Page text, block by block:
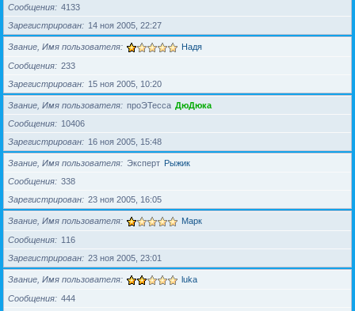
Сообщения
4133
Зарегистрирован
14 ноя 2005, 22:27
Звание, Имя пользователя Надя
Сообщения
233
Зарегистрирован
15 ноя 2005, 10:20
Звание, Имя пользователя проЭТесса ДюДюка
Сообщения
10406
Зарегистрирован
16 ноя 2005, 15:48
Звание, Имя пользователя Эксперт Рыжик
Сообщения
338
Зарегистрирован
23 ноя 2005, 16:05
Звание, Имя пользователя Марк
Сообщения
116
Зарегистрирован
23 ноя 2005, 23:01
Звание, Имя пользователя luka
Сообщения
444